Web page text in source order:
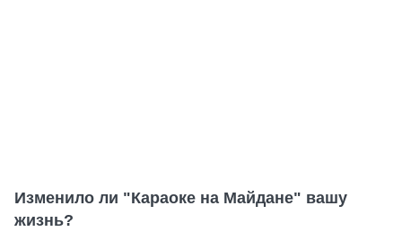
Изменило ли "Караоке на Майдане" вашу
жизнь?